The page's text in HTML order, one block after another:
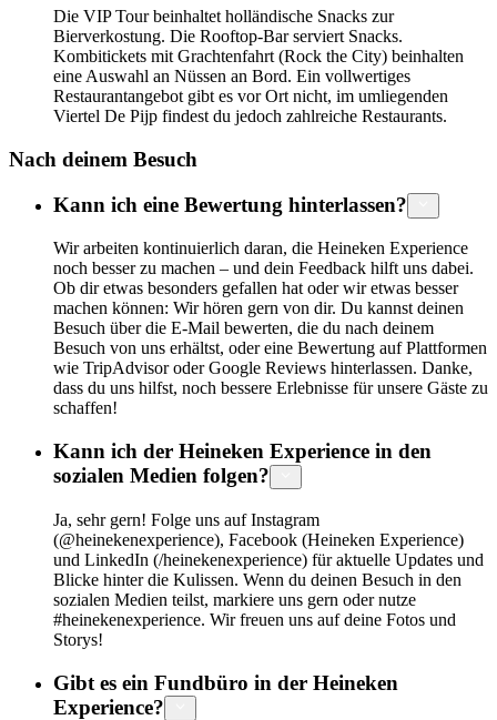
Die VIP Tour beinhaltet holländische Snacks zur
Bierverkostung. Die Rooftop-Bar serviert Snacks.
Kombitickets mit Grachtenfahrt (Rock the City) beinhalten
eine Auswahl an Nüssen an Bord. Ein vollwertiges
Restaurantangebot gibt es vor Ort nicht, im umliegenden
Viertel De Pijp findest du jedoch zahlreiche Restaurants.
Nach deinem Besuch
Kann ich eine Bewertung hinterlassen?
Wir arbeiten kontinuierlich daran, die Heineken Experience
noch besser zu machen – und dein Feedback hilft uns dabei.
Ob dir etwas besonders gefallen hat oder wir etwas besser
machen können: Wir hören gern von dir. Du kannst deinen
Besuch über die E-Mail bewerten, die du nach deinem
Besuch von uns erhältst, oder eine Bewertung auf Plattformen
wie TripAdvisor oder Google Reviews hinterlassen. Danke,
dass du uns hilfst, noch bessere Erlebnisse für unsere Gäste zu
schaffen!
Kann ich der Heineken Experience in den
sozialen Medien folgen?
Ja, sehr gern! Folge uns auf Instagram
(@heinekenexperience), Facebook (Heineken Experience)
und LinkedIn (/heinekenexperience) für aktuelle Updates und
Blicke hinter die Kulissen. Wenn du deinen Besuch in den
sozialen Medien teilst, markiere uns gern oder nutze
#heinekenexperience. Wir freuen uns auf deine Fotos und
Storys!
Gibt es ein Fundbüro in der Heineken
Experience?